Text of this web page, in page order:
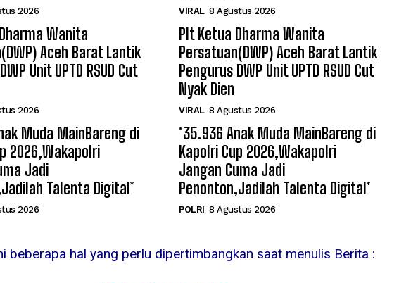
2026
Wanita
Aceh Barat Lantik
Unit UPTD RSUD Cut
2026
Muda MainBareng di
2026,Wakapolri
Jadi
Talenta Digital*
2026
VIRAL 8 Agustus 2026
Plt Ketua Dharma Wanita
Persatuan(DWP) Aceh Barat Lantik
Pengurus DWP Unit UPTD RSUD Cut
Nyak Dien
VIRAL 8 Agustus 2026
*35.936 Anak Muda MainBareng di
Kapolri Cup 2026,Wakapolri
Jangan Cuma Jadi
Penonton,Jadilah Talenta Digital*
POLRI 8 Agustus 2026
beberapa hal yang perlu dipertimbangkan saat menulis Berita :